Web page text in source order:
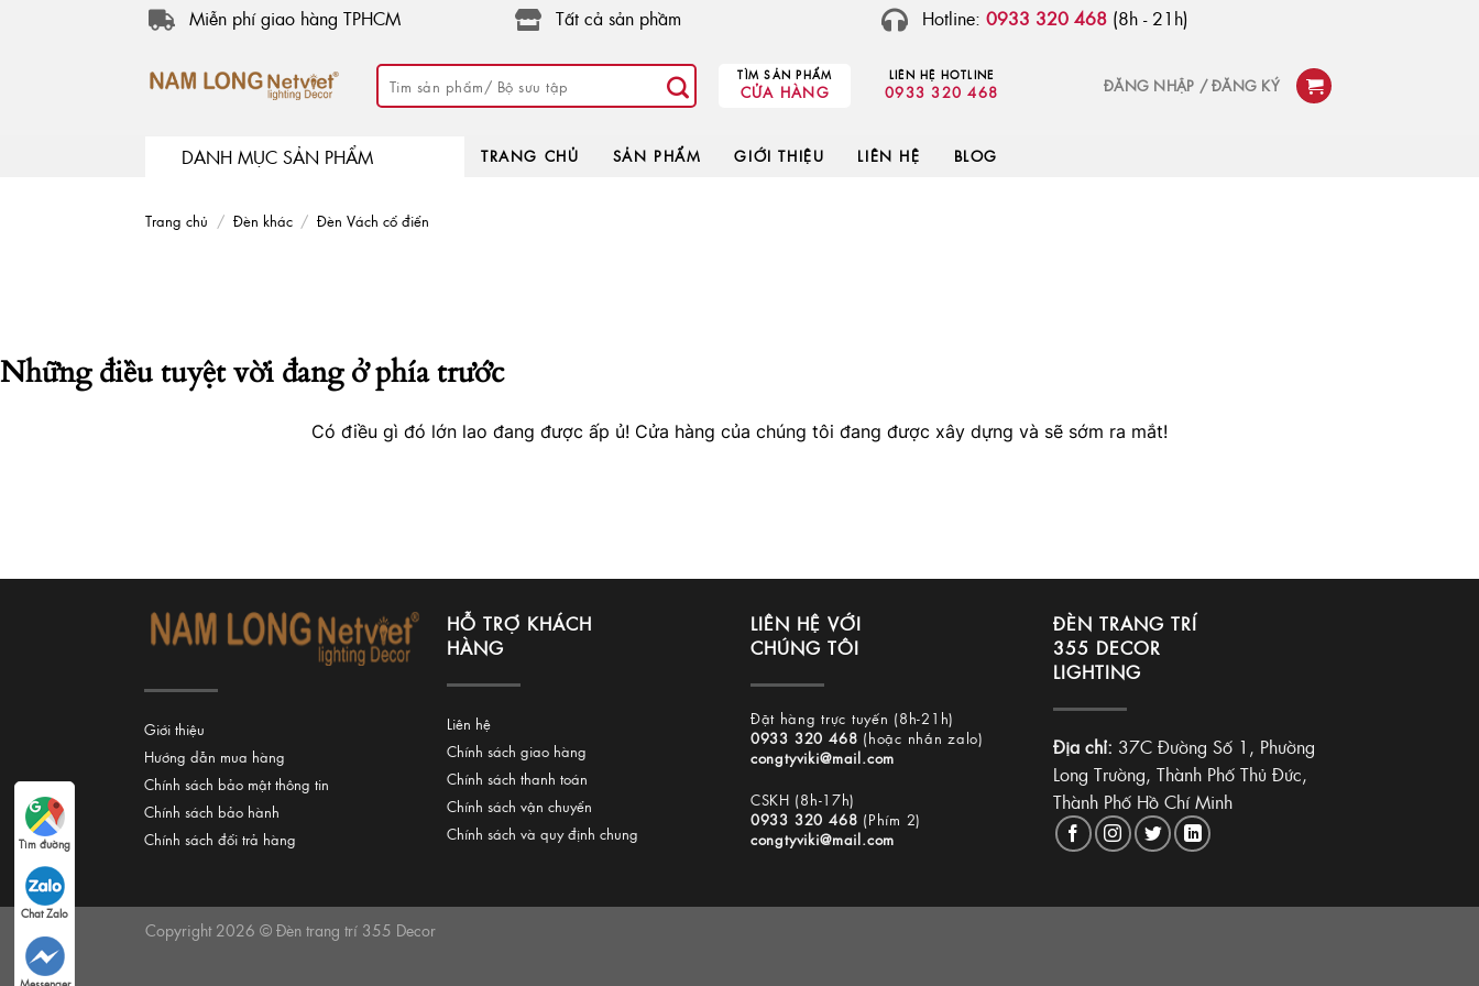
Miễn phí giao hàng TPHCM Tất cả sản phầm Hotline:0933 320 468 (8h - 21h)
Tìm
kiếm:
TÌM SẢN PHẨM
CỬA HÀNG
LIÊN HỆ HOTLINE
0933 320 468 ĐĂNG NHẬP / ĐĂNG KÝ
DANH MỤC SẢN PHẨM TRANG CHỦ SẢN PHẨM GIỚI THIỆU LIÊN HỆ BLOG
Trang chủ / Đèn khác / Đèn Vách cổ điển
Những điều tuyệt vời đang ở phía trước
Có điều gì đó lớn lao đang được ấp ủ! Cửa hàng của chúng tôi đang được xây dựng và sẽ sớm ra mắt!
Giới thiệu
Hướng dẫn mua hàng
Chính sách bảo mật thông tin
Chính sách bảo hành
Chính sách đổi trả hàng
HỖ TRỢ KHÁCH
HÀNG
Liên hệ
Chính sách giao hàng
Chính sách thanh toán
Chính sách vận chuyển
Chính sách và quy định chung
LIÊN HỆ VỚI
CHÚNG TÔI
Đặt hàng trực tuyến (8h-21h)
0933 320 468 (hoặc nhắn zalo)
congtyviki@mail.com
CSKH (8h-17h)
0933 320 468 (Phím 2)
congtyviki@mail.com
ĐÈN TRANG TRÍ
355 DECOR
LIGHTING
Địa chỉ: 37C Đường Số 1, Phường
Long Trường, Thành Phố Thủ Đức,
Thành Phố Hồ Chí Minh
Copyright 2026 © Đèn trang trí 355 Decor
Tìm đường
Chat Zalo